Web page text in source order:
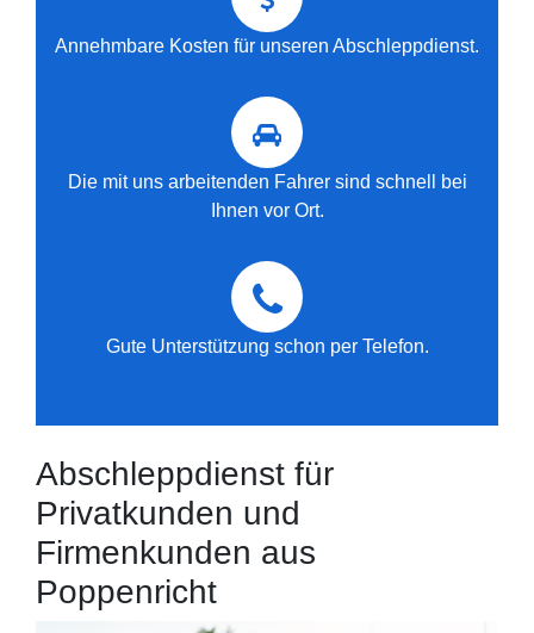
Annehmbare Kosten für unseren Abschleppdienst.
Die mit uns arbeitenden Fahrer sind schnell bei
Ihnen vor Ort.
Gute Unterstützung schon per Telefon.
Abschleppdienst für
Privatkunden und
Firmenkunden aus
Poppenricht